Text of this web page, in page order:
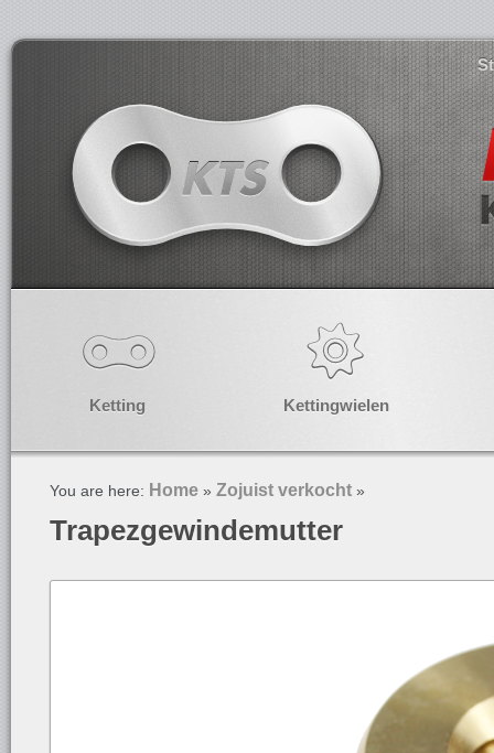
Ketting Kettingwielen
You are here: Home » Zojuist verkocht »
Trapezgewindemutter